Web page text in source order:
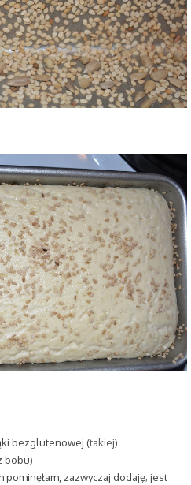
bezglutenowej (takiej)
bobu)
pominęłam, zazwyczaj dodaję; jest